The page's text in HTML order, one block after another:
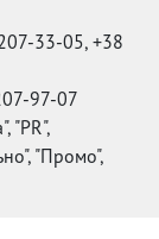
33-05, +38
97-07
"PR",
"Промо",